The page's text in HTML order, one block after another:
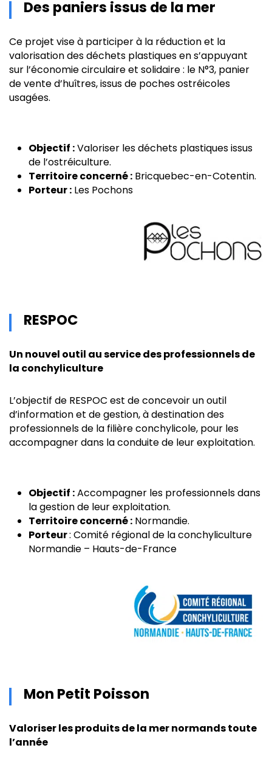
Des paniers issus de la mer
Ce projet vise à participer à la réduction et la
valorisation des déchets plastiques en s’appuyant
sur l’économie circulaire et solidaire : le N°3, panier
de vente d’huîtres, issus de poches ostréicoles
usagées.
Objectif :Valoriser les déchets plastiques issus
de l’ostréiculture.
Territoire concerné : Bricquebec-en-Cotentin.
Porteur : Les Pochons
RESPOC
Un nouvel outil au service des professionnels de
la conchyliculture
L’objectif de RESPOC est de concevoir un outil
d’information et de gestion, à destination des
professionnels de la filière conchylicole, pour les
accompagner dans la conduite de leur exploitation.
Objectif :Accompagner les professionnels dans
la gestion de leur exploitation.
Territoire concerné : Normandie.
Porteur: Comité régional de la conchyliculture
Normandie – Hauts-de-France
Mon Petit Poisson
Valoriser les produits de la mer normands toute
l’année